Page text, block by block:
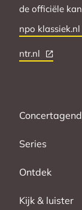
de officiële
npo klassiek.nl
ntr.nl
Series
Ontdek
Kijk & luister